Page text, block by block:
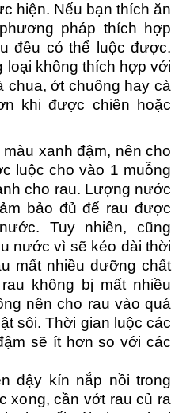
hiện. Nếu bạn thích ăn
pháp thích hợp
đều có thể luộc được.
loại không thích hợp với
chua, ớt chuông hay cà
khi được chiên hoặc
xanh đậm, nên cho
luộc cho vào 1 muỗng
cho rau. Lượng nước
bảo đủ để rau được
Tuy nhiên, cũng
nước vì sẽ kéo dài thời
mất nhiều dưỡng chất
không bị mất nhiều
nên cho rau vào quá
sôi. Thời gian luộc các
sẽ ít hơn so với các
đậy kín nắp nồi trong
xong, cần vớt rau củ ra